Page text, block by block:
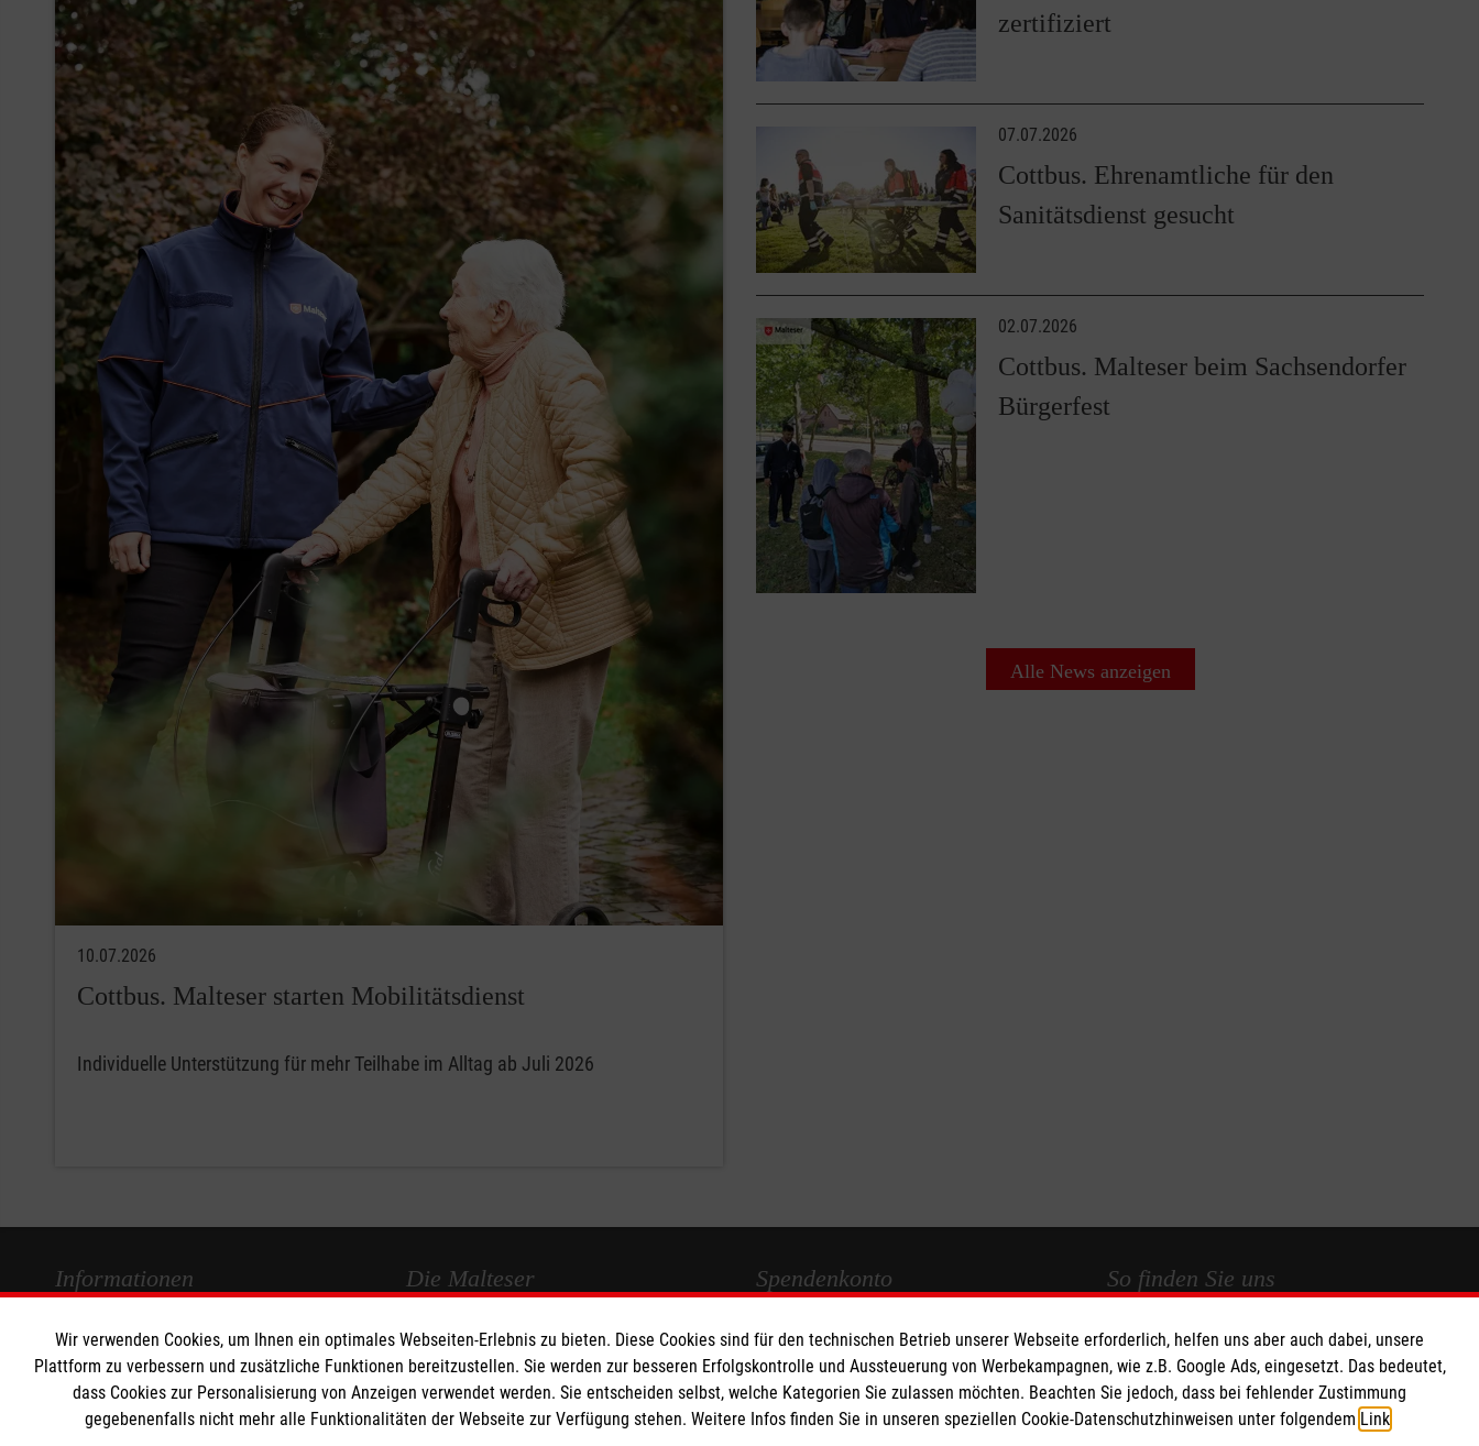
10.07.2026
Cottbus. Malteser starten Mobilitätsdienst
Individuelle Unterstützung für mehr Teilhabe im Alltag ab Juli 2026
zertifiziert
07.07.2026
Cottbus. Ehrenamtliche für den
Sanitätsdienst gesucht
02.07.2026
Cottbus. Malteser beim Sachsendorfer
Bürgerfest
Alle News anzeigen
Informationen
Impressum
Datenschutz
Barrierefreiheit
Die Malteser
Malteser in Deutschland
Malteserorden
Sharepoint
Spendenkonto
Empfänger: Malteser Hilfsdienst e.V.
Bank: Pax-Bank für Kirche und Caritas eG
IBAN: DE94 3706 0120 1201 2270 18
So finden Sie uns
Südstr. 1
03046 Cottbus
Telefon: 0355 5842020
dienststelle.cottbus@malteser.org
Wir verwenden Cookies, um Ihnen ein optimales Webseiten-Erlebnis zu bieten. Diese Cookies sind für den technischen Betrieb unserer Webseite erforderlich, helfen uns aber auch dabei, unsere
Plattform zu verbessern und zusätzliche Funktionen bereitzustellen. Sie werden zur besseren Erfolgskontrolle und Aussteuerung von Werbekampagnen, wie z.B. Google Ads, eingesetzt. Das bedeutet,
dass Cookies zur Personalisierung von Anzeigen verwendet werden. Sie entscheiden selbst, welche Kategorien Sie zulassen möchten. Beachten Sie jedoch, dass bei fehlender Zustimmung
gegebenenfalls nicht mehr alle Funktionalitäten der Webseite zur Verfügung stehen. Weitere Infos finden Sie in unseren speziellen Cookie-Datenschutzhinweisen unter folgendem Link